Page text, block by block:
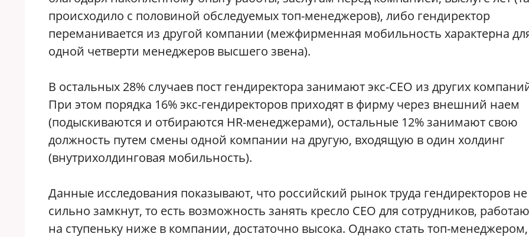
происходило с половиной обследуемых топ-менеджеров), либо гендиректор
переманивается из другой компании (межфирменная мобильность характерна
одной четверти менеджеров высшего звена).
В остальных 28% случаев пост гендиректора занимают экс-СЕО из других
При этом порядка 16% экс-гендиректоров приходят в фирму через внешний наем
(подыскиваются и отбираются HR-менеджерами), остальные 12% занимают свою
должность путем смены одной компании на другую, входящую в один холдинг
(внутрихолдинговая мобильность).
Данные исследования показывают, что российский рынок труда гендиректоров не
сильно замкнут, то есть возможность занять кресло СЕО для сотрудников,
на ступеньку ниже в компании, достаточно высока. Однако стать топ-